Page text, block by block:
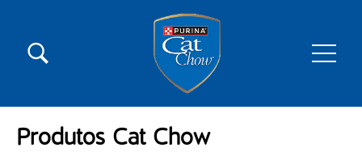
Menú secundario Cat Chow
Menú principal Cat Chow
Produtos Cat Chow